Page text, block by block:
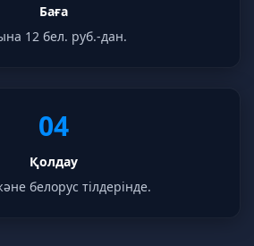
Баға
12 бел. руб.-дан.
04
Қолдау
белорус тілдерінде.